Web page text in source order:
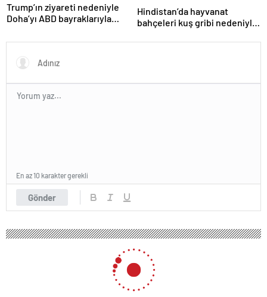
Trump’ın ziyareti nedeniyle
Doha’yı ABD bayraklarıyla
Hindistan’da hayvanat
bahçeleri kuş gribi nedeniyle
Gönder
En az 10 karakter gerekli